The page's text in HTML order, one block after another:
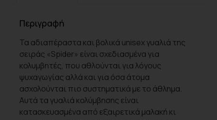
Περιγραφή
Τα αδιαπέραστα και βολικά unisex γυαλιά της
σειράς «Spider» είναι σχεδιασμένα για
κολυμβητές, που αθλούνται για λόγους
ψυχαγωγίας αλλά και για όσα άτομα
ασχολούνται πιο συστηματικά με το άθλημα.
Αυτά τα γυαλιά κολύμβησης είναι
κατασκευασμένα από εξαιρετικά μαλακή κι